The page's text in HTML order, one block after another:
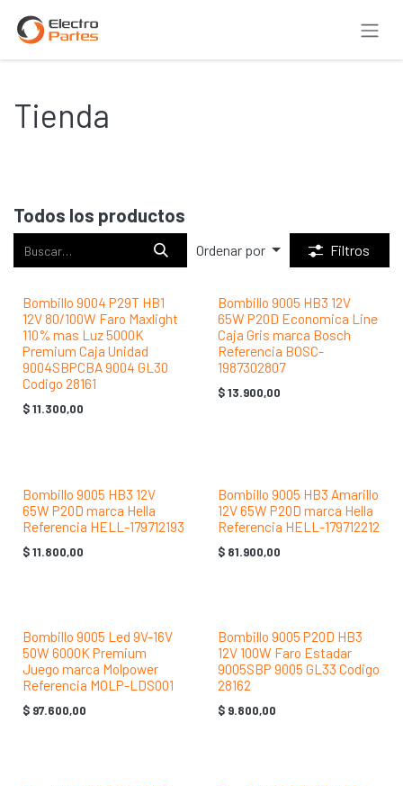
Tienda
Todos los productos
Ordenar por Filtros
Bombillo 9004 P29T HB1
12V 80/100W Faro Maxlight
110% mas Luz 5000K
Premium Caja Unidad
9004SBPCBA 9004 GL30
Codigo 28161
$11.300,00
Bombillo 9005 HB3 12V
65W P20D Economica Line
Caja Gris marca Bosch
Referencia BOSC-
1987302807
$13.900,00
Bombillo 9005 HB3 12V
65W P20D marca Hella
Referencia HELL-179712193
$11.800,00
Bombillo 9005 HB3 Amarillo
12V 65W P20D marca Hella
Referencia HELL-179712212
$ 81.900,00
Bombillo 9005 Led 9V-16V
50W 6000K Premium
Juego marca Molpower
Referencia MOLP-LDS001
$ 97.600,00
Bombillo 9005 P20D HB3
12V 100W Faro Estadar
9005SBP 9005 GL33 Codigo
28162
$ 9.800,00